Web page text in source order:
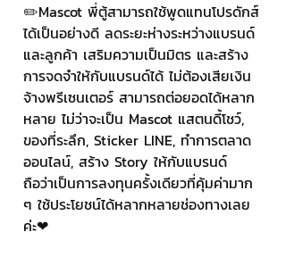
✏️Mascot พี่ตู้สามารถใช้พูดแทนโปรดักส์
ได้เป็นอย่างดี ลดระยะห่างระหว่างแบรนด์
และลูกค้า เสริมความเป็นมิตร และสร้าง
การจดจำให้กับแบรนด์ได้ ไม่ต้องเสียเงิน
จ้างพรีเซนเตอร์ สามารถต่อยอดได้หลาก
หลาย ไม่ว่าจะเป็น Mascot แสตนดี้โชว์,
ของที่ระลึก, Sticker LINE, ทำการตลาด
ออนไลน์, สร้าง Story ให้กับแบรนด์
ถือว่าเป็นการลงทุนครั้งเดียวที่คุ้มค่ามาก
ๆ ใช้ประโยชน์ได้หลากหลายช่องทางเลย
ค่ะ❤